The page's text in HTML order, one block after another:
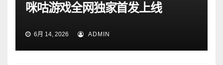
咪咕游戏全网独家首发上线
6月 14, 2026 ADMIN